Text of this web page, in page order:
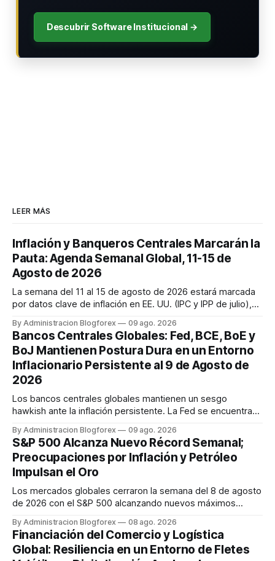
Descubrir Software Institucional →
LEER MÁS
Inflación y Banqueros Centrales Marcarán la
Pauta: Agenda Semanal Global, 11-15 de
Agosto de 2026
La semana del 11 al 15 de agosto de 2026 estará marcada
por datos clave de inflación en EE. UU. (IPC y IPP de julio),
decisión de tipos del RBA y la estimación del PIB del Reino
Unido. Los mercados cierran la semana con un sentimiento
mixto, ...
By Administracion Blogforex 09 ago. 2026
Bancos Centrales Globales: Fed, BCE, BoE y
BoJ Mantienen Postura Dura en un Entorno
Inflacionario Persistente al 9 de Agosto de
2026
Los bancos centrales globales mantienen un sesgo
hawkish ante la inflación persistente. La Fed se encuentra
también se inclina hacia una subida de tasas en septiembre.
El Banco de Inglaterra mantiene su tasa, pero con un comité
dividido ...
By Administracion Blogforex 09 ago. 2026
S&P 500 Alcanza Nuevo Récord Semanal;
Preocupaciones por Inflación y Petróleo
Impulsan el Oro
Los mercados globales cerraron la semana del 8 de agosto
de 2026 con el S&P 500 alcanzando nuevos máximos
renta fija vio una caída en los rendimientos del Tesoro de
EE. UU. tras un informe de empleo más débil. El petróleo se
mantuvo al ...
By Administracion Blogforex 08 ago. 2026
Financiación del Comercio y Logística
Global: Resiliencia en un Entorno de Fletes